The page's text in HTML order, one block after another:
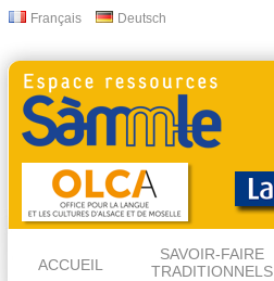
Français Deutsch
ACCUEIL
SAVOIR-FAIRE
TRADITIONNELS